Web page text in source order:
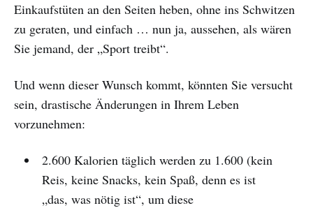
Einkaufstüten an den Seiten heben, ohne ins Schwitzen
zu geraten, und einfach … nun ja, aussehen, als wären
Sie jemand, der „Sport treibt“.
Und wenn dieser Wunsch kommt, könnten Sie versucht
sein, drastische Änderungen in Ihrem Leben
vorzunehmen:
2.600 Kalorien täglich werden zu 1.600 (kein
Reis, keine Snacks, kein Spaß, denn es ist
„das, was nötig ist“, um diese